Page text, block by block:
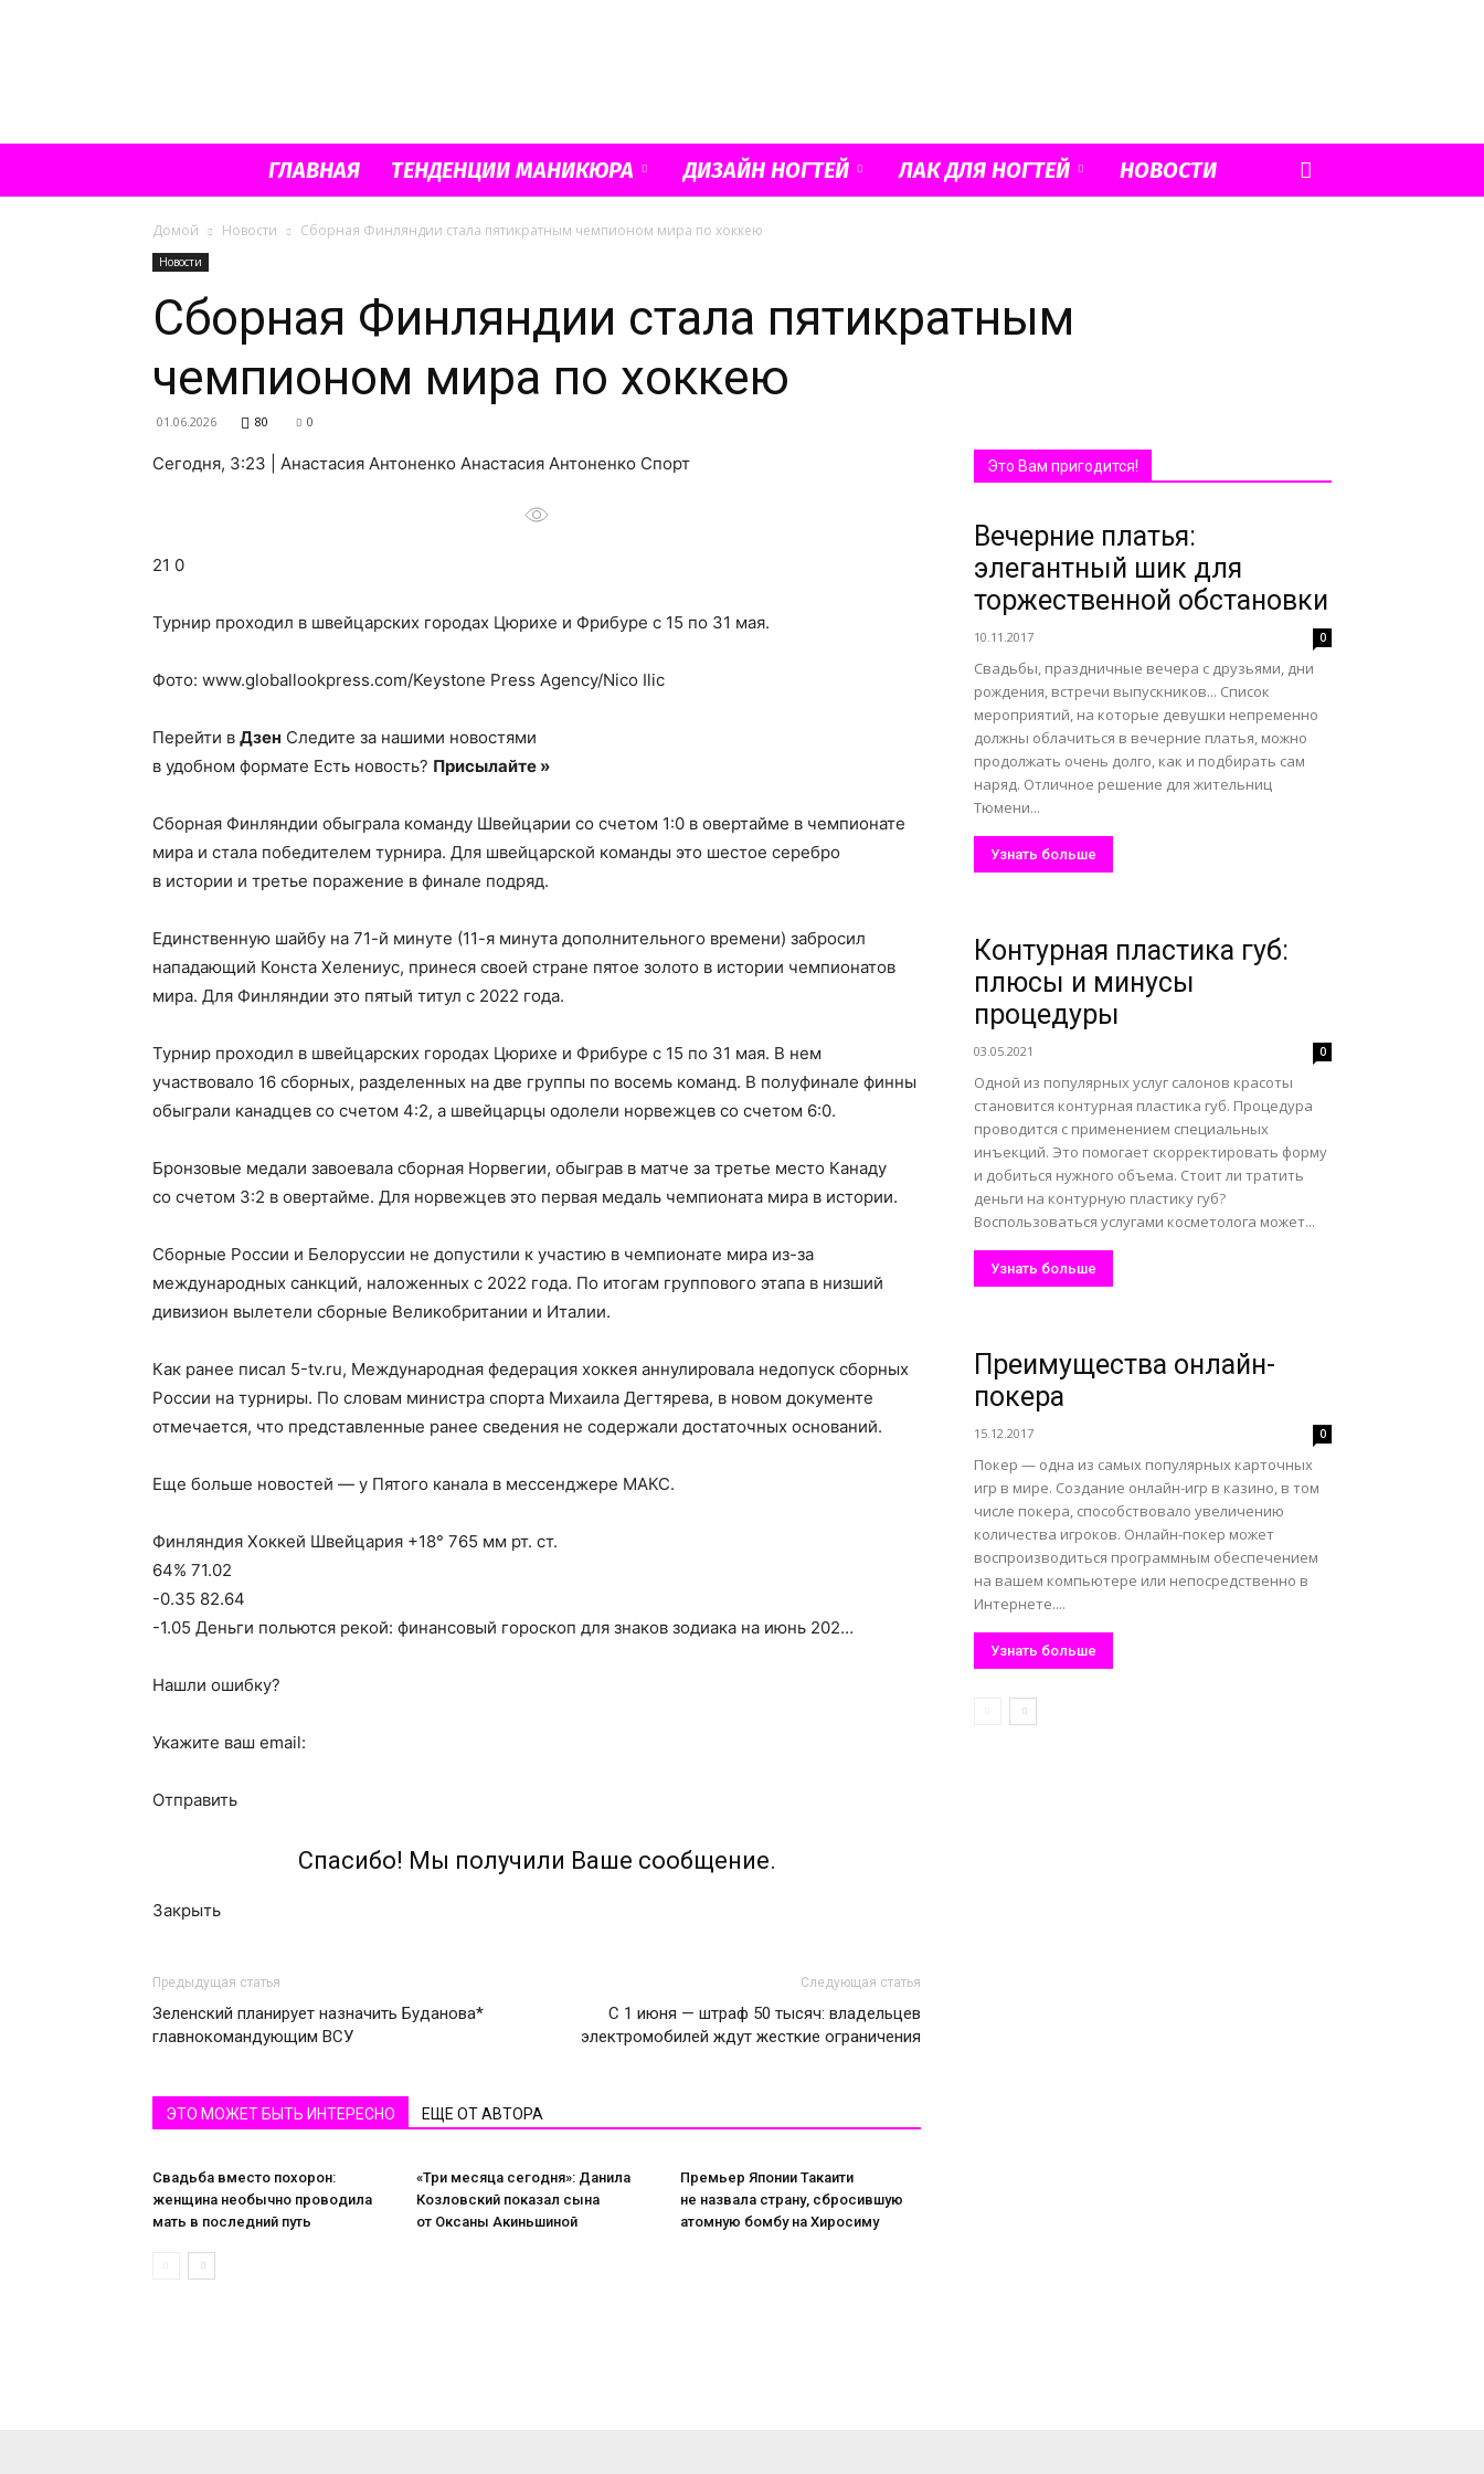
Французский
нем
ГЛАВНАЯ ТЕНДЕНЦИИ МАНИКЮРА ДИЗАЙН НОГТЕЙ ЛАК ДЛЯ НОГТЕЙ НОВОСТИ
Домой Новости Сборная Финляндии стала пятикратным чемпионом мира по хоккею
Новости
Сборная Финляндии стала пятикратным
чемпионом мира по хоккею
01.06.2026 80 0
Сегодня, 3:23 | Анастасия Антоненко Анастасия Антоненко Спорт
21 0
Турнир проходил в швейцарских городах Цюрихе и Фрибуре с 15 по 31 мая.
Фото: www.globallookpress.com/Keystone Press Agency/Nico Ilic
Перейти в Дзен Следите за нашими новостями
в удобном формате Есть новость? Присылайте »
Сборная Финляндии обыграла команду Швейцарии со счетом 1:0 в овертайме в чемпионате
мира и стала победителем турнира. Для швейцарской команды это шестое серебро
в истории и третье поражение в финале подряд.
Единственную шайбу на 71-й минуте (11-я минута дополнительного времени) забросил
нападающий Конста Хелениус, принеся своей стране пятое золото в истории чемпионатов
мира. Для Финляндии это пятый титул с 2022 года.
Турнир проходил в швейцарских городах Цюрихе и Фрибуре с 15 по 31 мая. В нем
участвовало 16 сборных, разделенных на две группы по восемь команд. В полуфинале финны
обыграли канадцев со счетом 4:2, а швейцарцы одолели норвежцев со счетом 6:0.
Бронзовые медали завоевала сборная Норвегии, обыграв в матче за третье место Канаду
со счетом 3:2 в овертайме. Для норвежцев это первая медаль чемпионата мира в истории.
Сборные России и Белоруссии не допустили к участию в чемпионате мира из-за
международных санкций, наложенных с 2022 года. По итогам группового этапа в низший
дивизион вылетели сборные Великобритании и Италии.
Как ранее писал 5-tv.ru, Международная федерация хоккея аннулировала недопуск сборных
России на турниры. По словам министра спорта Михаила Дегтярева, в новом документе
отмечается, что представленные ранее сведения не содержали достаточных оснований.
Еще больше новостей — у Пятого канала в мессенджере МАКС.
Финляндия Хоккей Швейцария +18° 765 мм рт. ст.
64% 71.02
-0.35 82.64
-1.05 Деньги польются рекой: финансовый гороскоп для знаков зодиака на июнь 202…
Нашли ошибку?
Укажите ваш email:
Отправить
Спасибо! Мы получили Ваше сообщение.
Закрыть
Предыдущая статья
Зеленский планирует назначить Буданова*
главнокомандующим ВСУ
Следующая статья
С 1 июня — штраф 50 тысяч: владельцев
электромобилей ждут жесткие ограничения
ЭТО МОЖЕТ БЫТЬ ИНТЕРЕСНО ЕЩЕ ОТ АВТОРА
Свадьба вместо похорон:
женщина необычно проводила
мать в последний путь
«Три месяца сегодня»: Данила
Козловский показал сына
от Оксаны Акиньшиной
Премьер Японии Такаити
не назвала страну, сбросившую
атомную бомбу на Хиросиму
Это Вам пригодится!
Вечерние платья:
элегантный шик для
торжественной обстановки
10.11.2017 0
Свадьбы, праздничные вечера с друзьями, дни
рождения, встречи выпускников... Список
мероприятий, на которые девушки непременно
должны облачиться в вечерние платья, можно
продолжать очень долго, как и подбирать сам
наряд. Отличное решение для жительниц
Тюмени...
Узнать больше
Контурная пластика губ:
плюсы и минусы
процедуры
03.05.2021 0
Одной из популярных услуг салонов красоты
становится контурная пластика губ. Процедура
проводится с применением специальных
инъекций. Это помогает скорректировать форму
и добиться нужного объема. Стоит ли тратить
деньги на контурную пластику губ?
Воспользоваться услугами косметолога может...
Узнать больше
Преимущества онлайн-
покера
15.12.2017 0
Покер — одна из самых популярных карточных
игр в мире. Создание онлайн-игр в казино, в том
числе покера, способствовало увеличению
количества игроков. Онлайн-покер может
воспроизводиться программным обеспечением
на вашем компьютере или непосредственно в
Интернете....
Узнать больше